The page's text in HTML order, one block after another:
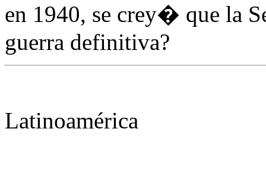
en 1940, se crey� que la
guerra definitiva?
Latinoamérica